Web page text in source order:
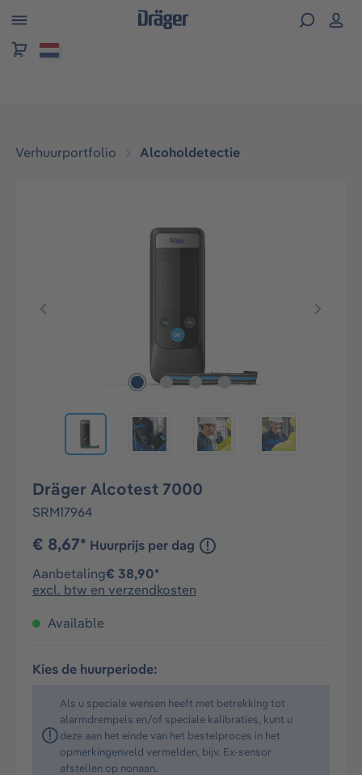
Verhuurportfolio Alcoholdetectie
Afbeeldingengalerij overslaan
Dräger Alcotest 7000
SRM17964
Huurprijs per dag
€ 8,67*
Aanbetaling€ 38,90*
excl. btw en verzendkosten
Available
Kies de huurperiode:
Als u speciale wensen heeft met betrekking tot
alarmdrempels en/of speciale kalibraties, kunt u
deze aan het einde van het bestelproces in het
opmerkingenveld vermelden, bijv. Ex-sensor
afstellen op nonaan.